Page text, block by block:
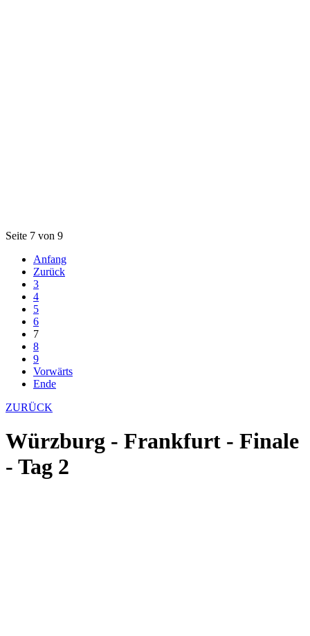
Seite 7 von 9
Anfang
Zurück
3
4
5
6
7
8
9
Vorwärts
Ende
ZURÜCK
Würzburg - Frankfurt - Finale
- Tag 2